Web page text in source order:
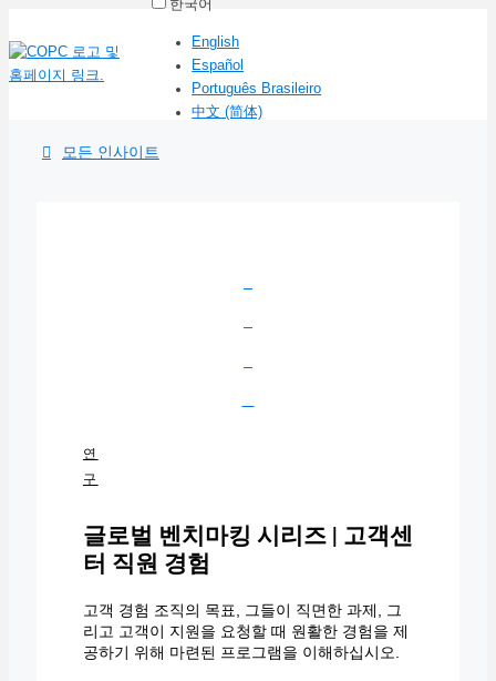
한국어
English
Español
Português Brasileiro
中文 (简体)
모든 인사이트
연
구
글로벌 벤치마킹 시리즈 | 고객센
터 직원 경험
고객 경험 조직의 목표, 그들이 직면한 과제, 그
리고 고객이 지원을 요청할 때 원활한 경험을 제
공하기 위해 마련된 프로그램을 이해하십시오.